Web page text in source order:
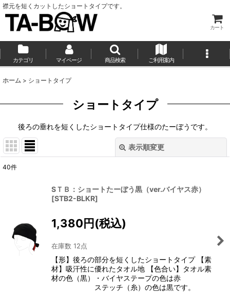
襟元を短くカットしたショートタイプです。
カート
カテゴリ マイページ 商品検索 ご利用案内
ホーム > ショートタイプ
ショートタイプ
後ろの垂れを短くしたショートタイプ仕様のたーぼうです。
表示順変更
並び順
絞り込む
40件
SＴＢ：ショートたーぼう黒（ver.バイヤス赤）
[STB2-BLKR]
1,380円(税込)
在庫数 12点
【形】後ろの部分を短くしたショートタイプ 【素
材】吸汗性に優れたタオル地 【色合い】タオル素
材の色（黒）・バイヤステープの色は赤
ステッチ（糸）の色は黒です。